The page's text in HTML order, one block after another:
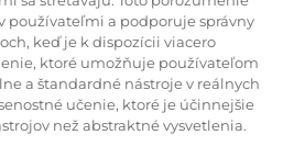
používateľmi a podporuje správny
keď je k dispozícii viacero
ktoré umožňuje používateľom
a štandardné nástroje v reálnych
učenie, ktoré je účinnejšie
než abstraktné vysvetlenia.